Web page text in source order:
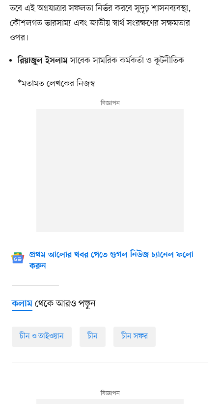
তবে এই অগ্রযাত্রার সফলতা নির্ভর করবে সুদৃঢ় শাসনব্যবস্থা,
কৌশলগত ভারসাম্য এবং জাতীয় স্বার্থ সংরক্ষণের সক্ষমতার
ওপর।
রিয়াজুল ইসলামসাবেক সামরিক কর্মকর্তা ও কূটনীতিক
*মতামত লেখকের নিজস্ব
প্রথম আলোর খবর পেতে গুগল নিউজ চ্যানেল ফলো
করুন
কলামথেকে আরও পড়ুন
চীন ও তাইওয়ান চীন চীন সফর